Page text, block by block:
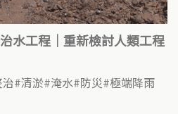
水工程｜重新檢討人類工程
清淤 淹水 防災 極端降雨